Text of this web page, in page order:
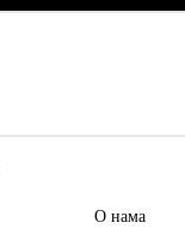
О нама